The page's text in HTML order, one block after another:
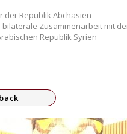
der Republik Abchasien
Zusammenarbeit mit
Republik Syrien